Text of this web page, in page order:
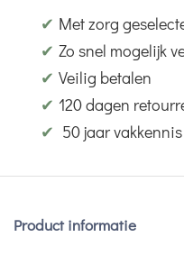
✔ Met zorg
✔ Zo snel mogelijk
✔ Veilig betalen
✔ 120 dagen
✔ 50 jaar vakkennis
Product informatie